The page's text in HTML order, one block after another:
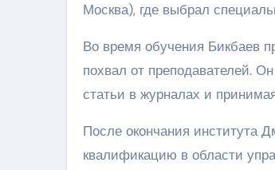
Москва), где выбрал
Во время обучения Бикбаев
похвал от преподавателей.
статьи в журналах и
После окончания института
квалификацию в области